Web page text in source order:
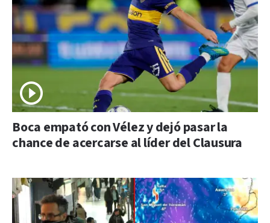
Boca empató con Vélez y dejó pasar la
chance de acercarse al líder del Clausura